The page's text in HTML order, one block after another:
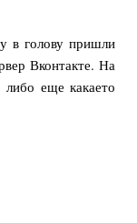
в голову пришли
Вконтакте. На
еще какаето